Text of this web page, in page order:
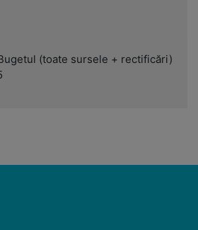
(toate sursele + rectificări)